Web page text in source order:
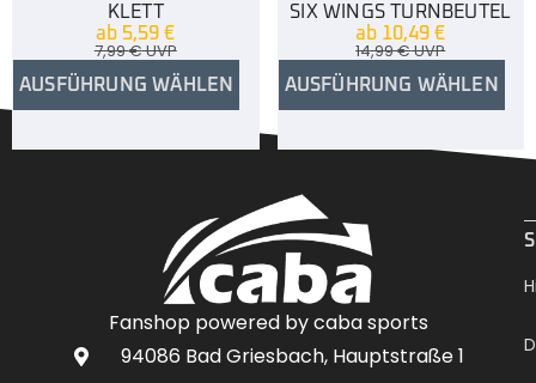
KLETT
ab 5,59€
7,99€UVP
AUSFÜHRUNG WÄHLEN
SIX WINGS TURNBEUTEL
ab 10,49€
14,99€UVP
AUSFÜHRUNG WÄHLEN
Fanshop powered by caba sports
94086 Bad Griesbach, Hauptstraße 1